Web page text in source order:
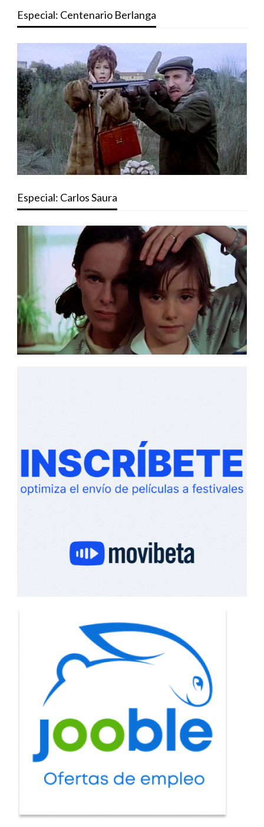
Especial: Centenario Berlanga
Especial: Carlos Saura